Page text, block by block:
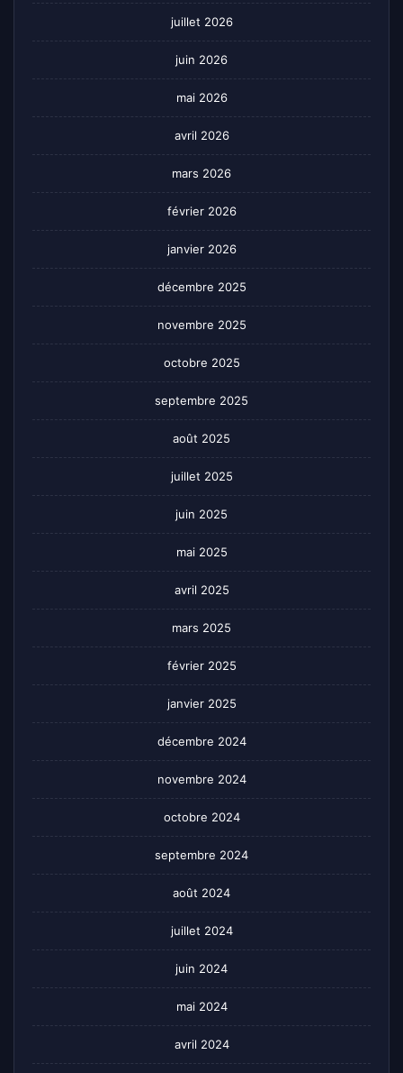
juillet 2026
juin 2026
mai 2026
avril 2026
mars 2026
février 2026
janvier 2026
décembre 2025
novembre 2025
octobre 2025
septembre 2025
août 2025
juillet 2025
juin 2025
mai 2025
avril 2025
mars 2025
février 2025
janvier 2025
décembre 2024
novembre 2024
octobre 2024
septembre 2024
août 2024
juillet 2024
juin 2024
mai 2024
avril 2024